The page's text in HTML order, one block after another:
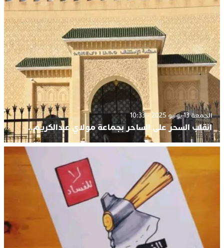
الجمعة 13 يونيو 2025 - 10:33
انقلب السحر على الساحر بجماعة مولاي عبدالكريم..